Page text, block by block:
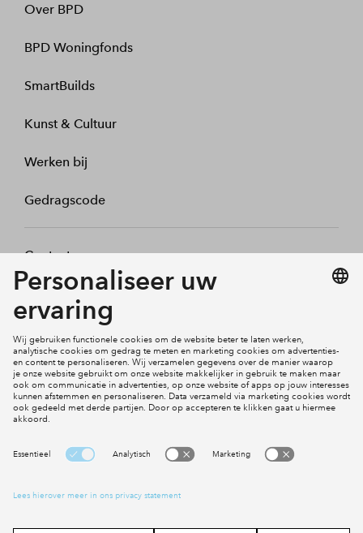
Over BPD
BPD Woningfonds
SmartBuilds
Kunst & Cultuur
Werken bij
Gedragscode
Contact
Mijn profiel
Social Media
Cookies